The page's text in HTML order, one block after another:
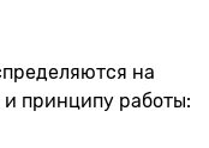
на
и принципу работы: